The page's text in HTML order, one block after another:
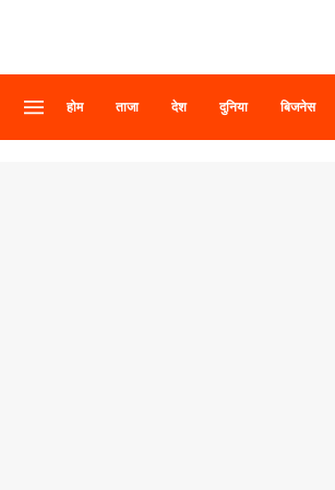
होम ताजा देश दुनिया बिजनेस